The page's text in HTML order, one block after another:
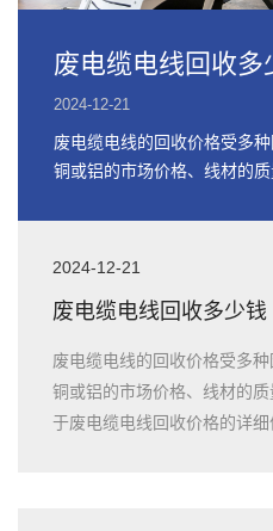
废电缆电线回收多
2024-12-21
废电缆电线的回收价格受多
铜或铝的市场价格、线材的
2024-12-21
废电缆电线回收多少钱
废电缆电线的回收价格受多种
铜或铝的市场价格、线材的
于废电缆电线回收价格的详细